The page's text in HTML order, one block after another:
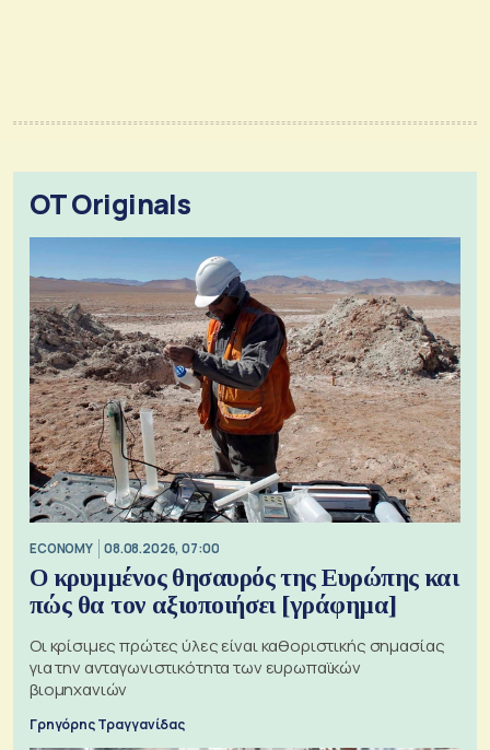
OT Originals
ECONOMY 08.08.2026, 07:00
Ο κρυμμένος θησαυρός της Ευρώπης και
πώς θα τον αξιοποιήσει [γράφημα]
Οι κρίσιμες πρώτες ύλες είναι καθοριστικής σημασίας
για την ανταγωνιστικότητα των ευρωπαϊκών
βιομηχανιών
Γρηγόρης Τραγγανίδας